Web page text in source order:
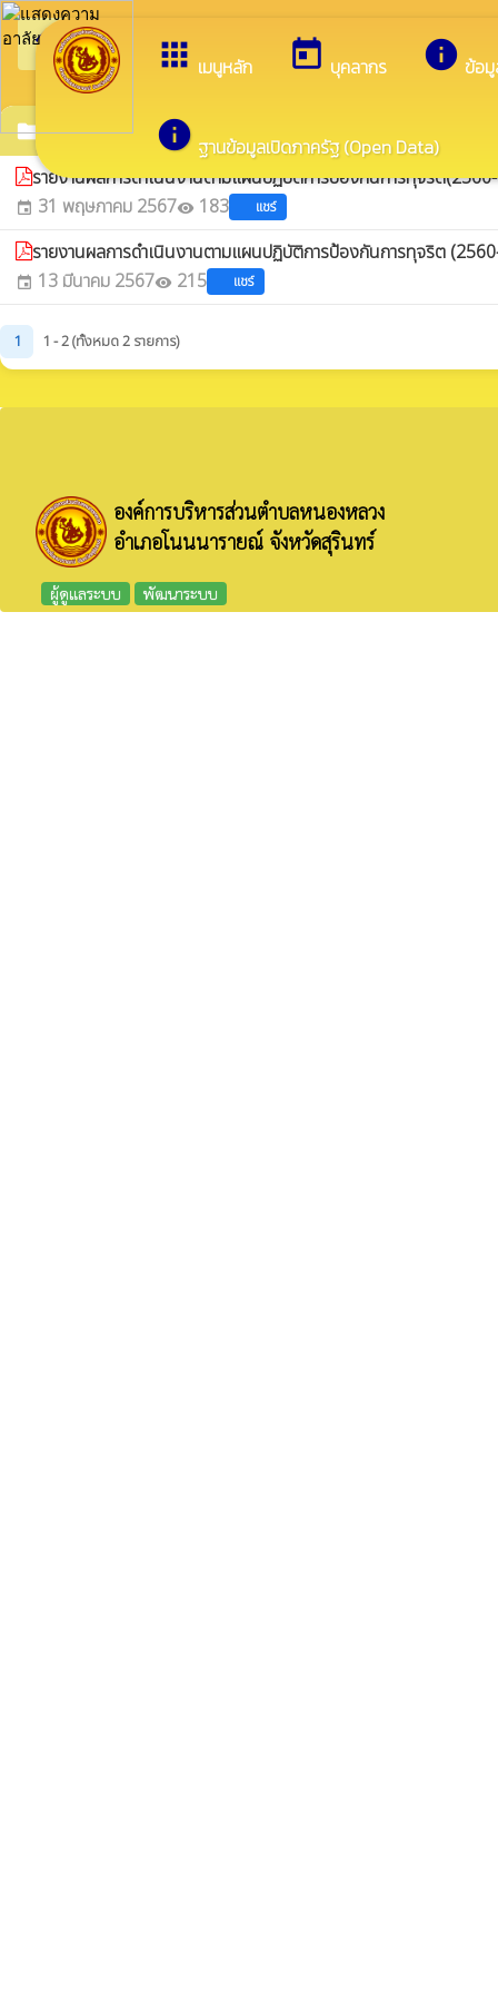
apps เมนูหลัก today บุคลากร info ข้อ
info ฐานข้อมูลเปิดภาครัฐ (Open Data)
arrow_back_iosกลับเมนูหลัก
folderรายงานการกำกับติดตามการดำเนินการป้องกันการทุจริตประจ
รายงานผลการดำเนินงานตามแผนปฏิบัติการป้องกันการทุจริต
event 31 พฤษภาคม 2567visibility 183 แชร์
รายงานผลการดำเนินงานตามแผนปฏิบัติการป้องกันการทุจริต
event 13 มีนาคม 2567visibility 215 แชร์
1 1 - 2 (ทั้งหมด 2 รายการ)
องค์การบริหารส่วนตำบลหนองหลวง
อำเภอโนนนารายณ์ จังหวัดสุรินทร์
ผู้ดูแลระบบ พัฒนาระบบ